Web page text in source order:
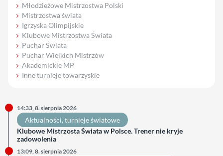
Młodzieżowe Mistrzostwa Polski
Mistrzostwa świata
Igrzyska Olimpijskie
Klubowe Mistrzostwa Świata
Puchar Świata
Puchar Wielkich Mistrzów
Akademickie MP
Inne turnieje towarzyskie
14:33, 8. sierpnia 2026
Aktualności, turnieje światowe
Klubowe Mistrzosta Świata w Polsce. Trener nie kryje
zadowolenia
13:09, 8. sierpnia 2026